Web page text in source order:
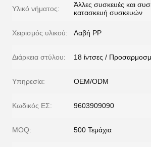
Υλικό νήματος:
Άλλες συσκευές και
κατασκευή συσκευών
Χειρισμός υλικού: Λαβή PP
Διάρκεια στύλου: 18 ίντσες /
Υπηρεσία: OEM/ODM
Κωδικός ΕΣ: 9603909090
MOQ: 500 Τεμάχια